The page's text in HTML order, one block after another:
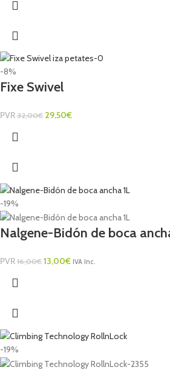
-8%
Fixe Swivel
PVR 32,00€ 29,50€
-19%
Nalgene-Bidón de boca
PVR 16,00€ 13,00€ IVA Inc.
-19%